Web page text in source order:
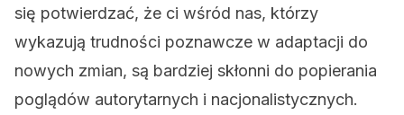
się potwierdzać, że ci wśród nas, którzy
wykazują trudności poznawcze w adaptacji do
nowych zmian, są bardziej skłonni do popierania
poglądów autorytarnych i nacjonalistycznych.